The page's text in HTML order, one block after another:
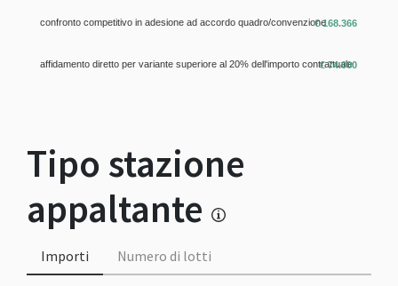
confronto competitivo in adesione ad accordo quadro/convenzione
affidamento diretto per variante superiore al 20% dell'importo contrattuale
€ 168.366
€ 74.000
Tipo stazione
appaltante
Importi Numero di lotti